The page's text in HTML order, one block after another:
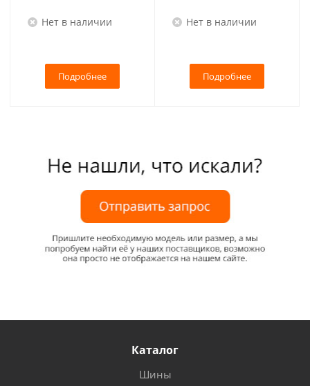
Нет в наличии
Подробнее
Нет в наличии
Подробнее
Каталог
Шины